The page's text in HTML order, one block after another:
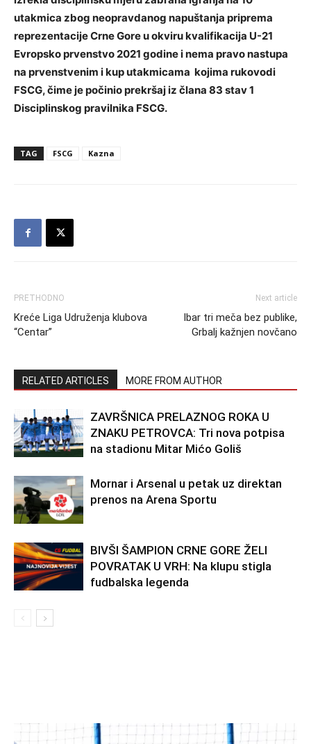
utakmica zbog neopravdanog napuštanja priprema
reprezentacije Crne Gore u okviru kvalifikacija U-21
Evropsko prvenstvo 2021 godine i nema pravo nastupa
na prvenstvenim i kup utakmicama kojima rukovodi
FSCG, čime je počinio prekršaj iz člana 83 stav 1
Disciplinskog pravilnika FSCG.
TAG FSCG Kazna
PRETHODNO
Kreće Liga Udruženja klubova
“Centar”
Next article
Ibar tri meča bez publike,
Grbalj kažnjen novčano
RELATED ARTICLES MORE FROM AUTHOR
ZAVRŠNICA PRELAZNOG ROKA U
ZNAKU PETROVCA: Tri nova potpisa
na stadionu Mitar Mićo Goliš
Mornar i Arsenal u petak uz direktan
prenos na Arena Sportu
BIVŠI ŠAMPION CRNE GORE ŽELI
POVRATAK U VRH: Na klupu stigla
fudbalska legenda